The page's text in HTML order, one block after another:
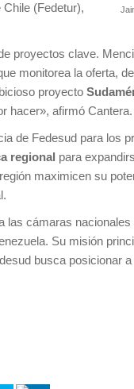
(Fedetur),
proyectos clave.
monitorea la oferta,
proyecto
hacer», afirmó Cantera.
de Fedesud para los
regional para
maximicen su
las cámaras
Su misión
busca posicionar